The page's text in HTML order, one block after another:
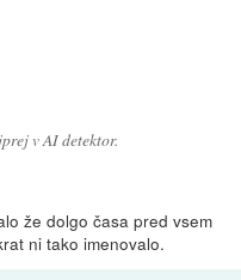
v AI detektor.
že dolgo časa pred vsem
ni tako imenovalo.